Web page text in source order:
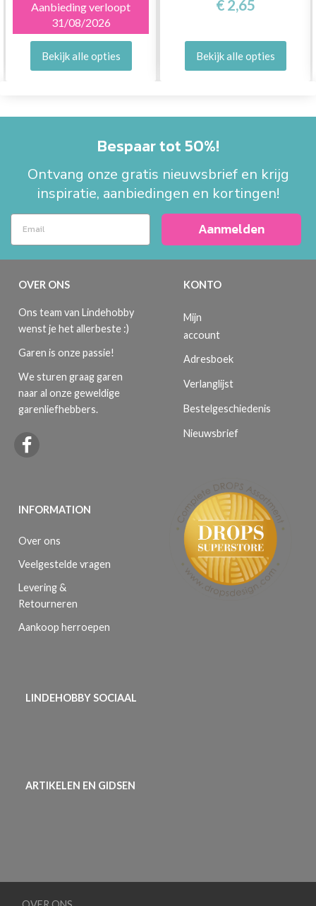
Aanbieding verloopt
31/08/2026
Bekijk alle opties
€ 2,65
Bekijk alle opties
Bespaar tot 50%!
Ontvang onze gratis nieuwsbrief en krijg
inspiratie, aanbiedingen en kortingen!
Aanmelden
OVER ONS
Ons team van Lindehobby
wenst je het allerbeste :)
Garen is onze passie!
We sturen graag garen
naar al onze geweldige
garenliefhebbers.
INFORMATION
Over ons
Veelgestelde vragen
Levering &
Retourneren
Aankoop herroepen
KONTO
Mijn
account
Adresboek
Verlanglijst
Bestelgeschiedenis
Nieuwsbrief
LINDEHOBBY SOCIAAL
ARTIKELEN EN GIDSEN